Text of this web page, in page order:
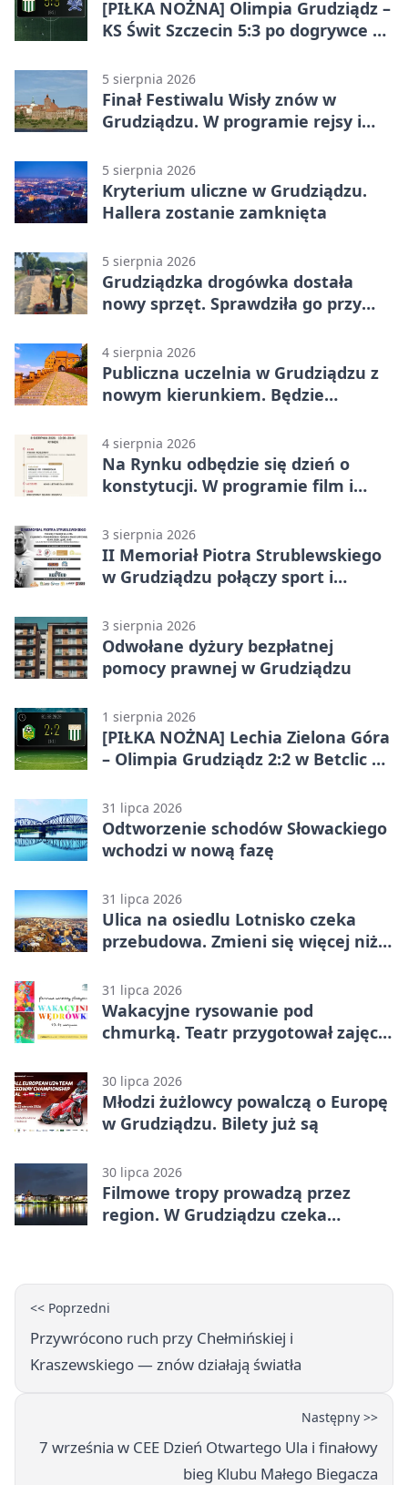
[PIŁKA NOŻNA] Olimpia Grudziądz –
KS Świt Szczecin 5:3 po dogrywce w
odwrócili losy meczu
5 sierpnia 2026
Finał Festiwalu Wisły znów w
Grudziądzu. W programie rejsy i
5 sierpnia 2026
Kryterium uliczne w Grudziądzu.
Hallera zostanie zamknięta
5 sierpnia 2026
Grudziądzka drogówka dostała
nowy sprzęt. Sprawdziła go przy
4 sierpnia 2026
Publiczna uczelnia w Grudziądzu z
nowym kierunkiem. Będzie
4 sierpnia 2026
Na Rynku odbędzie się dzień o
konstytucji. W programie film i
3 sierpnia 2026
II Memoriał Piotra Strublewskiego
w Grudziądzu połączy sport i
3 sierpnia 2026
Odwołane dyżury bezpłatnej
pomocy prawnej w Grudziądzu
1 sierpnia 2026
[PIŁKA NOŻNA] Lechia Zielona Góra
– Olimpia Grudziądz 2:2 w Betclic 2.
końcówce
31 lipca 2026
Odtworzenie schodów Słowackiego
wchodzi w nową fazę
31 lipca 2026
Ulica na osiedlu Lotnisko czeka
przebudowa. Zmieni się więcej niż
31 lipca 2026
Wakacyjne rysowanie pod
chmurką. Teatr przygotował zajęcia
30 lipca 2026
Młodzi żużlowcy powalczą o Europę
w Grudziądzu. Bilety już są
30 lipca 2026
Filmowe tropy prowadzą przez
region. W Grudziądzu czeka
<< Poprzedni
Przywrócono ruch przy Chełmińskiej i
Kraszewskiego — znów działają światła
Następny >>
7 września w CEE Dzień Otwartego Ula i finałowy
bieg Klubu Małego Biegacza